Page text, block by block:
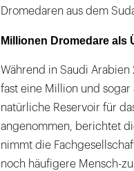
Dromedaren aus dem
Millionen Dromedare als
Während in Saudi
fast eine Million und
natürliche Reservoir für
angenommen, berichtet
nimmt die
noch häufigere Mensch-